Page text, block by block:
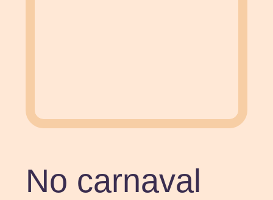
No carnaval